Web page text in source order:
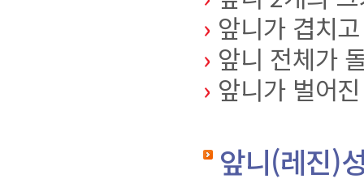
› 앞니가 겹치
› 앞니 전체가
› 앞니가 벌어
앞니(레진)